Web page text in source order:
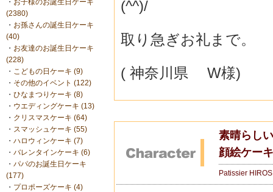
・ お子様のお誕生日ケーキ
(2380)
・ お孫さんの誕生日ケーキ
(40)
・ お友達のお誕生日ケーキ
(228)
・ こどもの日ケーキ (9)
・ その他のイベント (122)
・ ひなまつりケーキ (8)
・ ウエディングケーキ (13)
・ クリスマスケーキ (64)
・ スマッシュケーキ (55)
・ ハロウィンケーキ (7)
・ バレンタインケーキ (6)
・ パパのお誕生日ケーキ
(177)
・ プロポーズケーキ (4)
(^^)/
取り急ぎお礼まで。
( 神奈川県 W様)
素晴らし
顔絵ケー
Patissier